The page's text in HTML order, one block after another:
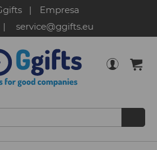
Empresa
service@ggifts.eu